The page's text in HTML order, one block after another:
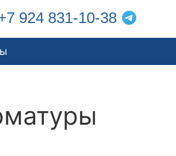
924 831-10-38